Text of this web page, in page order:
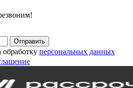
Отправить
обработку персональных данных